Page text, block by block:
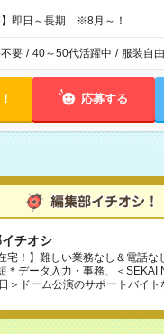
】即日～長期 ※8月～！
要 / 40～50代活躍中 / 服装自由
応募する
チオシ
宅！】難しい業務なし＆電話
＊データ入力・事務、＜SEKAI
＞ドーム公演のサポートバイト